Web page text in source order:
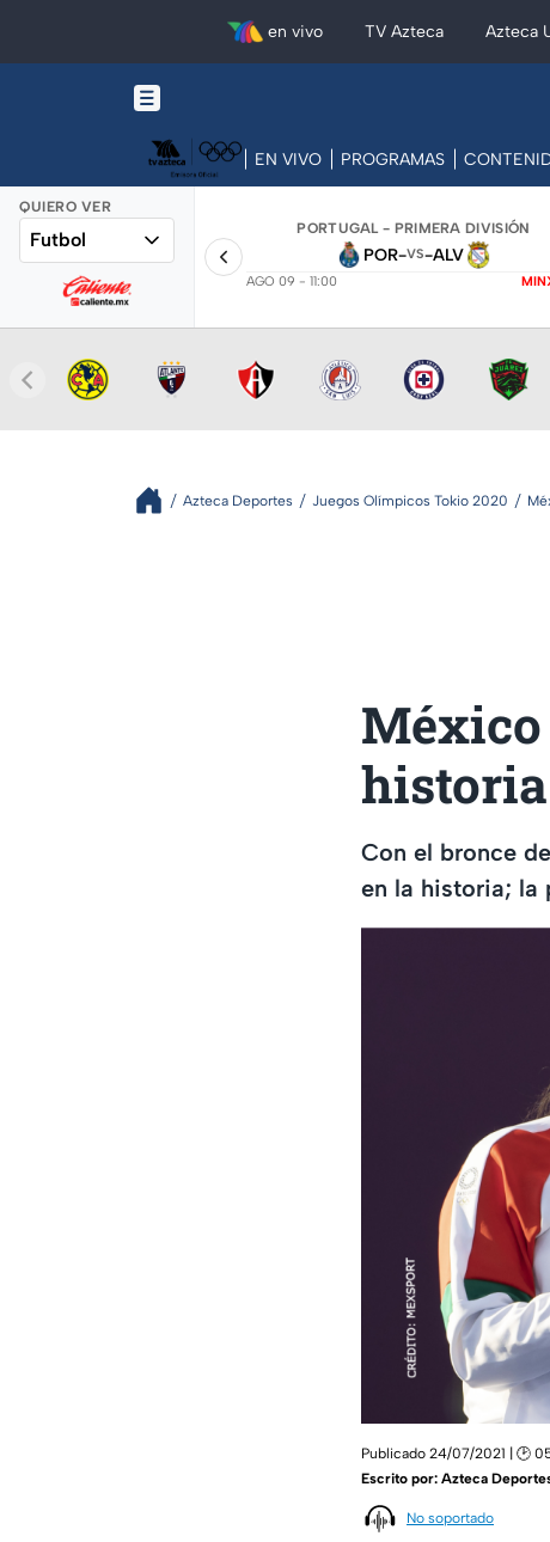
en vivo TV Azteca Azteca
EN VIVO PROGRAMAS
QUIERO VER
Futbol
PORTUGAL - PRIMERA DIVISIÓN
POR-VS-ALV
AGO 09 - 11:00
Azteca Deportes Juegos Olímpicos Tokio 2020
México
Con el bronce
en la historia; la
Publicado 24/07/2021 | 🕑
Escrito por: Azteca
No soportado